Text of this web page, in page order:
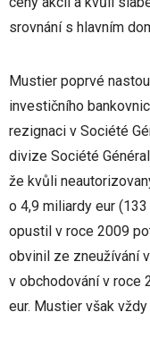
srovnání s hlavním
Mustier poprvé
investičního
rezignaci v Société
divize Société
že kvůli
o 4,9 miliardy eur
opustil v roce 2009
obvinil ze zneužívání
v obchodování v roce
eur. Mustier však